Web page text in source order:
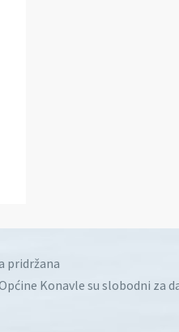
pridržana
Konavle su slobodni za